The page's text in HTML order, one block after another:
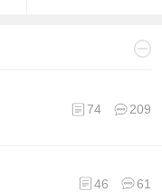
74 209
46 61